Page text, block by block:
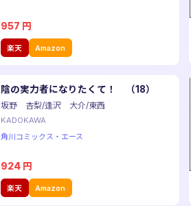
957 円
楽天 Amazon
陰の実力者になりたくて！ （18）
坂野 杏梨/逢沢 大介/東西
KADOKAWA
角川コミックス・エース
924 円
楽天 Amazon